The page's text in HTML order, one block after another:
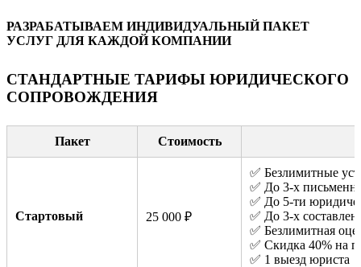
РАЗРАБАТЫВАЕМ ИНДИВИДУАЛЬНЫЙ ПАКЕТ
УСЛУГ ДЛЯ КАЖДОЙ КОМПАНИИ
СТАНДАРТНЫЕ ТАРИФЫ ЮРИДИЧЕСКОГО
СОПРОВОЖДЕНИЯ
Пакет Стоимость
Стартовый 25 000 ₽
✅ Безлимитные
✅ До 3-х
✅ До 5-ти
✅ До 3-х
✅ Безлимитная
✅ Скидка 40% на
✅ 1 выезд юриста